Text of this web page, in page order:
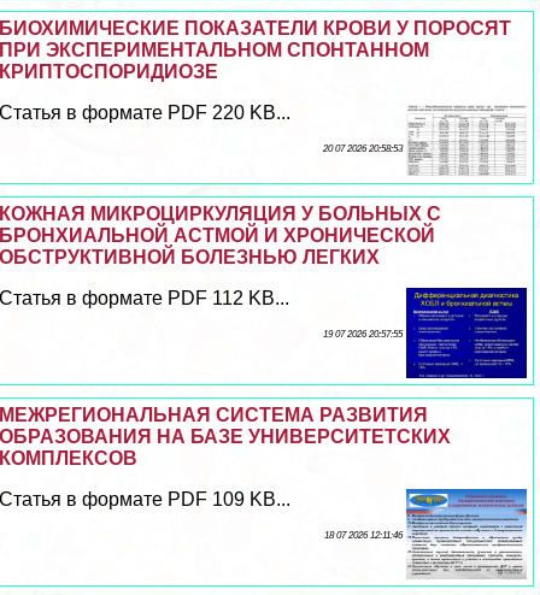
БИОХИМИЧЕСКИЕ ПОКАЗАТЕЛИ КРОВИ У ПОРОСЯТ
ПРИ ЭКСПЕРИМЕНТАЛЬНОМ СПОНТАННОМ
КРИПТОСПОРИДИОЗЕ
Статья в формате PDF 220 KB...
20 07 2026 20:58:53
КОЖНАЯ МИКРОЦИРКУЛЯЦИЯ У БОЛЬНЫХ С
БРОНХИАЛЬНОЙ АСТМОЙ И ХРОНИЧЕСКОЙ
ОБСТРУКТИВНОЙ БОЛЕЗНЬЮ ЛЕГКИХ
Статья в формате PDF 112 KB...
19 07 2026 20:57:55
МЕЖРЕГИОНАЛЬНАЯ СИСТЕМА РАЗВИТИЯ
ОБРАЗОВАНИЯ НА БАЗЕ УНИВЕРСИТЕТСКИХ
КОМПЛЕКСОВ
Статья в формате PDF 109 KB...
18 07 2026 12:11:46